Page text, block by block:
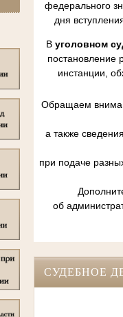
федерального
дня
В уголовном
постановление
инстанции,
Обращаем
а также
при подаче
об
СУДЕБНОЕ